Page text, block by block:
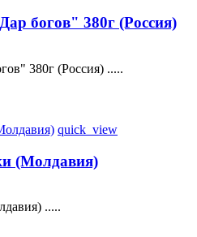
богов" 380г (Россия)
380г (Россия) .....
quick_view
(Молдавия)
.....